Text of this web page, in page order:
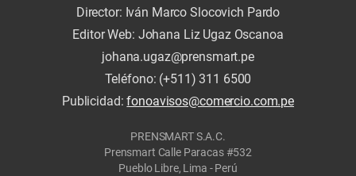
Director: Iván Marco Slocovich Pardo
Editor Web: Johana Liz Ugaz Oscanoa
johana.ugaz@prensmart.pe
Teléfono: (+511) 311 6500
Publicidad:fonoavisos@comercio.com.pe
PRENSMART S.A.C.
Prensmart Calle Paracas #532
Pueblo Libre, Lima - Perú